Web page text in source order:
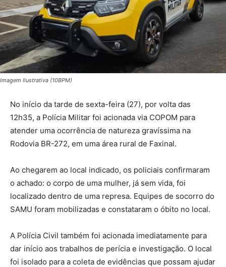
Imagem Ilustrativa (10BPM)
No início da tarde de sexta-feira (27), por volta das
12h35, a Polícia Militar foi acionada via COPOM para
atender uma ocorrência de natureza gravíssima na
Rodovia BR-272, em uma área rural de Faxinal.
Ao chegarem ao local indicado, os policiais confirmaram
o achado: o corpo de uma mulher, já sem vida, foi
localizado dentro de uma represa. Equipes de socorro do
SAMU foram mobilizadas e constataram o óbito no local.
A Polícia Civil também foi acionada imediatamente para
dar início aos trabalhos de perícia e investigação. O local
foi isolado para a coleta de evidências que possam ajudar